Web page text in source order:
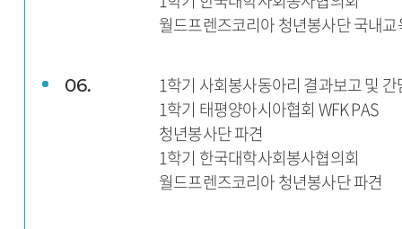
월드프렌즈코리아 청년봉사단 국내교
06.
1학기 사회봉사동아리 결과보고 및 간
1학기 태평양아시아협회 WFK PAS
청년봉사단 파견
1학기 한국대학사회봉사협의회
월드프렌즈코리아 청년봉사단 파견